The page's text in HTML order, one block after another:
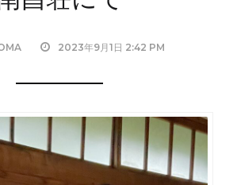
2023年9月1日 2:42 PM